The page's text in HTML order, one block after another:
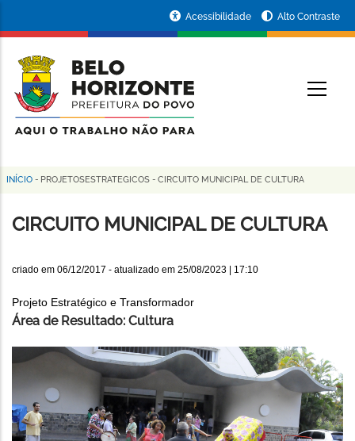
conteúdo
principal
da
Prefeitura
de
Horizonte
Acessibilidade Alto Contraste
Trilha
de
INÍCIO - PROJETOSESTRATEGICOS - CIRCUITO MUNICIPAL DE CULTURA
CIRCUITO MUNICIPAL DE CULTURA
criado em 06/12/2017 - atualizado em 25/08/2023 | 17:10
Projeto Estratégico e Transformador
Área de Resultado: Cultura